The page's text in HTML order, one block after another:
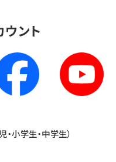
ント
小学生・中学生）